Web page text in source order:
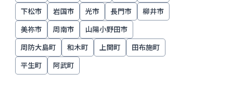
下松市 岩国市 光市 長門市 柳井市
美祢市 周南市 山陽小野田市
周防大島町 和木町 上関町 田布施町
平生町 阿武町